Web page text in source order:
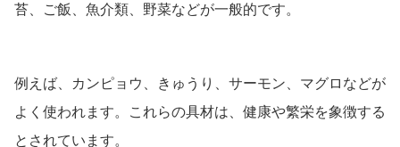
苔、ご飯、魚介類、野菜などが一般的です。
例えば、カンピョウ、きゅうり、サーモン、マグロなどが
よく使われます。これらの具材は、健康や繁栄を象徴する
とされています。